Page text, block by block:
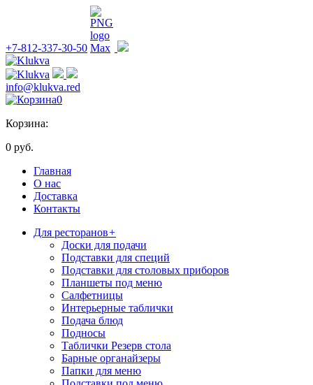
+7-812-337-30-50
info@klukva.red
0
Корзина:
0 руб.
Главная
О нас
Доставка
Контакты
Для ресторанов+
Доски для подачи
Подставки для специй
Подставки для столовых приборов
Планшеты под меню
Салфетницы
Интерьерные таблички
Подача блюд
Подносы
Таблички Резерв стола
Барные органайзеры
Папки для меню